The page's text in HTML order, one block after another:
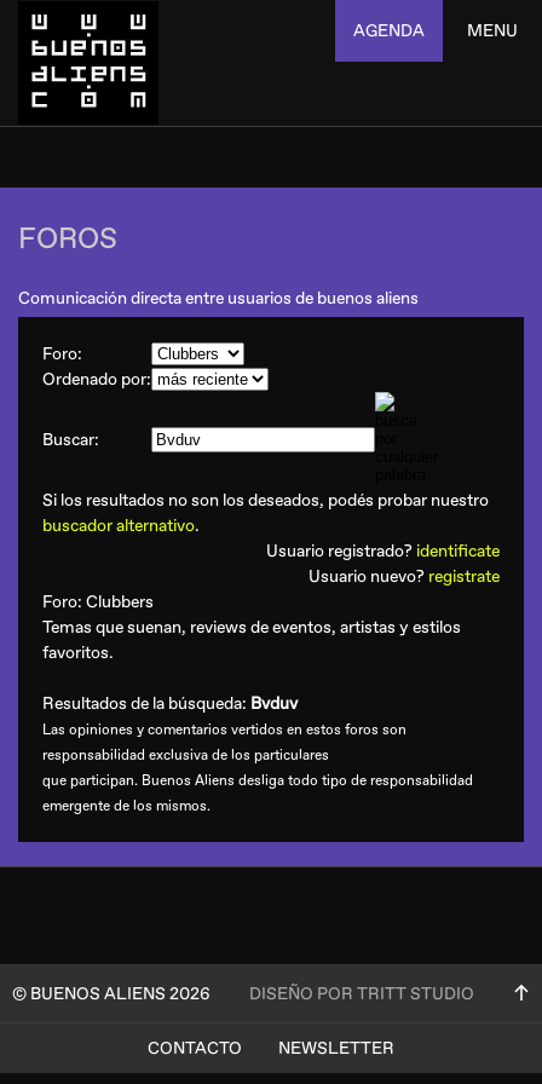
AGENDA MENU
FOROS
Comunicación directa entre usuarios de buenos aliens
Foro:
Ordenado por:
Buscar:
Si los resultados no son los deseados, podés probar nuestro
buscador alternativo.
Usuario registrado? identificate
Usuario nuevo? registrate
Foro: Clubbers
Temas que suenan, reviews de eventos, artistas y estilos
favoritos.
Resultados de la búsqueda: Bvduv
Las opiniones y comentarios vertidos en estos foros son
responsabilidad exclusiva de los particulares
que participan. Buenos Aliens desliga todo tipo de responsabilidad
emergente de los mismos.
© BUENOS ALIENS 2026 DISEÑO POR TRITT STUDIO
CONTACTO
NEWSLETTER